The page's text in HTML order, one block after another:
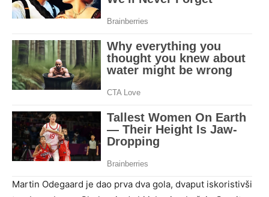
Martin Odegaard je dao prva dva gola, dvaput iskoristivši